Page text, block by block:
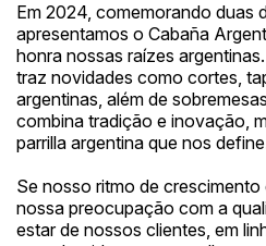
Em 2024, comemorando duas
apresentamos o Cabaña
honra nossas raízes
traz novidades como cortes,
argentinas, além de
combina tradição e inovação,
parrilla argentina que nos
Se nosso ritmo de crescimento
nossa preocupação com a
estar de nossos clientes, em